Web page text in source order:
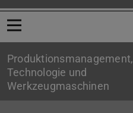
Menü öffnen
Produktionsmanagement,
Technologie und
Werkzeugmaschinen